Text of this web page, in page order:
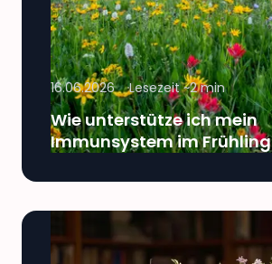
16.06.2026 Lesezeit ~2min
Wie unterstütze ich mein
Immunsystem im Frühling